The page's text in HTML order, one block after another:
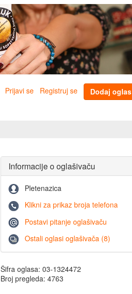
Prijavi se Registruj se Dodaj oglas
Informacije o oglašivaču
Pletenazica
Klikni za prikaz broja telefona
Postavi pitanje oglašivaču
Ostali oglasi oglašivača (8)
Šifra oglasa: 03-1324472
Broj pregleda: 4763